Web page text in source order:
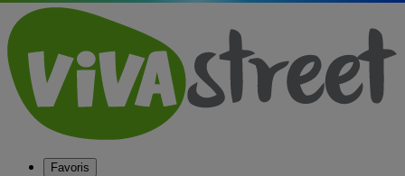
Favoris